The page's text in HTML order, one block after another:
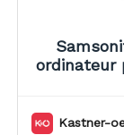
ordinateur
Kastner-